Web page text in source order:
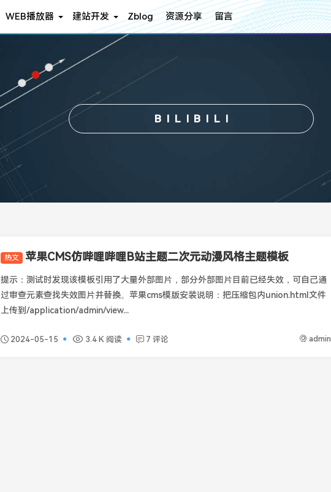
WEB播放器 建站开发 Zblog 资源分享 留言
BILIBILI
苹果CMS模板
热文 苹果CMS仿哔哩哔哩B站主题二次元动漫风格主题模板
提示：测试时发现该模板引用了大量外部图片，部分外部图片目前已经失效，可自己通
过审查元素查找失效图片并替换。苹果cms模版安装说明：把压缩包内union.html文件
上传到/application/admin/view...
2024-05-15 3.4 K 阅读 7 评论 admin